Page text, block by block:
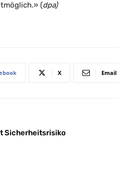
(dpa)
X Email
Sicherheitsrisiko